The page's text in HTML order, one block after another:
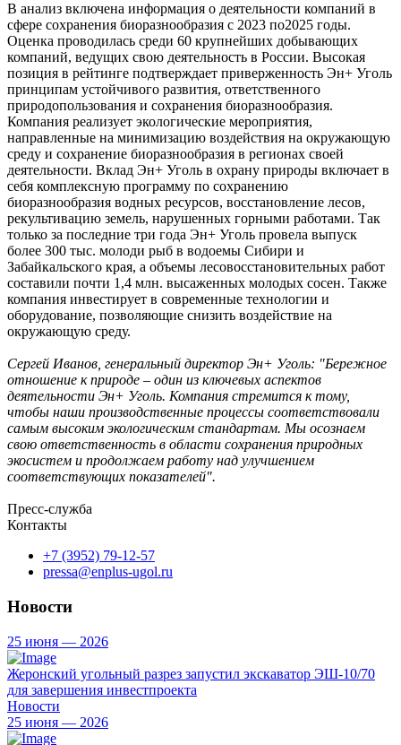
В анализ включена информация о деятельности компаний в
сфере сохранения биоразнообразия с 2023 по2025 годы.
Оценка проводилась среди 60 крупнейших добывающих
компаний, ведущих свою деятельность в России. Высокая
позиция в рейтинге подтверждает приверженность Эн+ Уголь
принципам устойчивого развития, ответственного
природопользования и сохранения биоразнообразия.
Компания реализует экологические мероприятия,
направленные на минимизацию воздействия на окружающую
среду и сохранение биоразнообразия в регионах своей
деятельности. Вклад Эн+ Уголь в охрану природы включает в
себя комплексную программу по сохранению
биоразнообразия водных ресурсов, восстановление лесов,
рекультивацию земель, нарушенных горными работами. Так
только за последние три года Эн+ Уголь провела выпуск
более 300 тыс. молоди рыб в водоемы Сибири и
Забайкальского края, а объемы лесовосстановительных работ
составили почти 1,4 млн. высаженных молодых сосен. Также
компания инвестирует в современные технологии и
оборудование, позволяющие снизить воздействие на
окружающую среду.
Сергей Иванов, генеральный директор Эн+ Уголь: "Бережное
отношение к природе – один из ключевых аспектов
деятельности Эн+ Уголь. Компания стремится к тому,
чтобы наши производственные процессы соответствовали
самым высоким экологическим стандартам. Мы осознаем
свою ответственность в области сохранения природных
экосистем и продолжаем работу над улучшением
соответствующих показателей".
Пресс-служба
Контакты
+7 (3952) 79-12-57
pressa@enplus-ugol.ru
Новости
25 июня — 2026
Жеронский угольный разрез запустил экскаватор ЭШ-10/70
для завершения инвестпроекта
Новости
25 июня — 2026